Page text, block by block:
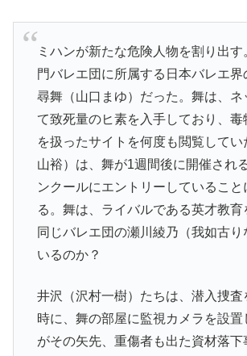
ミハンが新たな危険人物を割り出す
門バレエ団に所属する日本バレエ界
尋舞（山口まゆ）だった。舞は、ネ
て致死量のヒ素を入手しており、毒
を扱ったサイトを何度も閲覧して
山裕）は、舞が1週間後に開催され
ンクールにエントリーしていること
る。舞は、ライバルである英才教育
同じバレエ団の瀬川綾乃（我如古り
いるのか？
井沢（沢村一樹）たちは、潜入捜査
時に、舞の部屋に監視カメラを設置
がその矢先、重傷者も出た資材落下